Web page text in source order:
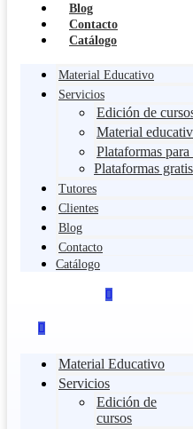
Blog
Contacto
Catálogo
Material Educativo
Servicios
Edición de
Material
Plataformas
Plataformas gratis
Tutores
Clientes
Blog
Contacto
Catálogo
Material Educativo
Servicios
Edición de
cursos